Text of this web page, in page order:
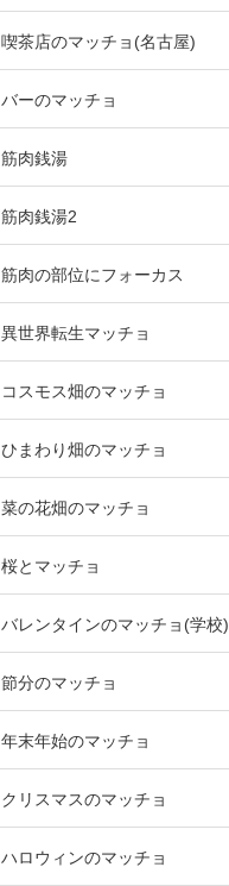
喫茶店のマッチョ(名古屋)
バーのマッチョ
筋肉銭湯
筋肉銭湯2
筋肉の部位にフォーカス
異世界転生マッチョ
コスモス畑のマッチョ
ひまわり畑のマッチョ
菜の花畑のマッチョ
桜とマッチョ
バレンタインのマッチョ(学校)
節分のマッチョ
年末年始のマッチョ
クリスマスのマッチョ
ハロウィンのマッチョ